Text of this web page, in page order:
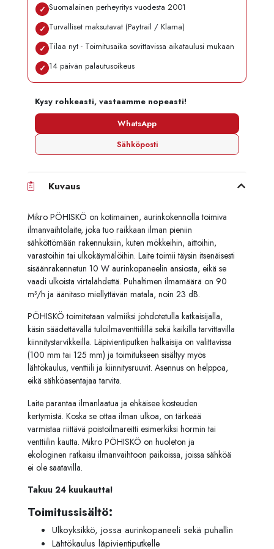
✓ Suomalainen perheyritys vuodesta 2001
✓ Turvalliset maksutavat (Paytrail / Klarna)
✓ Tilaa nyt - Toimitusaika sovittavissa aikataulusi mukaan
✓ 14 päivän palautusoikeus
Kysy rohkeasti, vastaamme nopeasti!
WhatsApp
Sähköposti
Kuvaus
Mikro PÖHISKÖ on kotimainen, aurinkokennollatoimiva
ilmanvaihtolaite, jokatuo raikkaan ilman pieniin
sähköttömään rakennuksiin, kuten mökkeihin, aittoihin,
varastoihintai ulkokäymälöihin. Laitetoimiitäysin itsenäisesti
sisäänrakennetun 10 W aurinkopaneelin ansiosta, eikä se
vaadi ulkoista virtalähdettä. Puhaltimen ilmamäärä on 90
m³/h ja äänitaso miellyttävän matala, noin 23 dB.
PÖHISKÖtoimitetaan valmiiksi johdotetulla katkaisijalla,
käsin säädettävällä tuloilmaventtiilillä sekä kaikillatarvittavilla
kiinnitystarvikkeilla. Läpivientiputken halkaisija on valittavissa
(100 mmtai 125 mm) jatoimitukseen sisältyy myös
lähtökaulus, venttiili ja kiinnitysruuvit. Asennus on helppoa,
eikä sähköasentajaatarvita.
Laite parantaa ilmanlaatua ja ehkäisee kosteuden
kertymistä. Koska se ottaa ilman ulkoa, ontärkeää
varmistaa riittävä poistoilmareitti esimerkiksi hormintai
venttiilin kautta. Mikro PÖHISKÖ on huoleton ja
ekologinen ratkaisu ilmanvaihtoon paikoissa, joissa sähköä
ei ole saatavilla.
Takuu 24 kuukautta!
Toimitussisältö:
Ulkoyksikkö, jossa aurinkopaneeli sekä puhallin
Lähtökaulus läpivientiputkelle